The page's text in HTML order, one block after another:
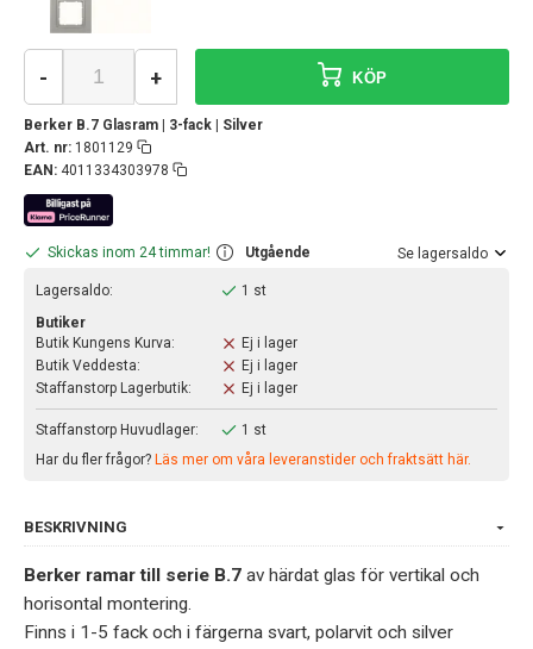
Berker B.7 Glasram | 3-fack | Silver
Art. nr: 1801129
EAN: 4011334303978
- + KÖP
Skickas inom 24 timmar! Utgående Se lagersaldo
Lagersaldo:
1 st
Butiker
Butik Kungens Kurva:
Ej i lager
Butik Veddesta:
Ej i lager
Staffanstorp Lagerbutik:
Ej i lager
Staffanstorp Huvudlager:
1 st
Har du fler frågor? Läs mer om våra leveranstider och fraktsätt här.
BESKRIVNING
Berker ramar till serie B.7 av härdat glas för vertikal och
horisontal montering.
Finns i 1-5 fack och i färgerna svart, polarvit och silver